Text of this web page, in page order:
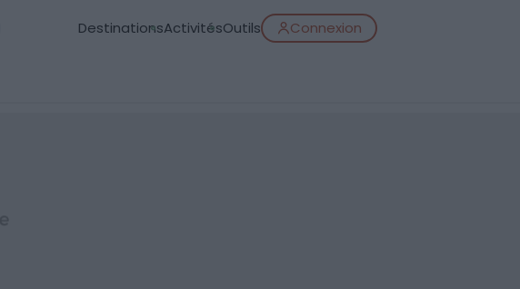
DestinationsActivitésOutils Connexion